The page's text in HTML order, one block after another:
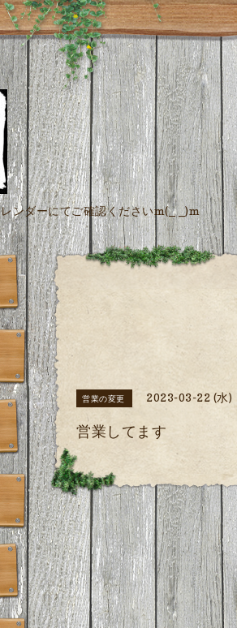
ンダーにてご確認くださいm(_ _)m
営業の変更 2023-03-22 (水)
営業してます